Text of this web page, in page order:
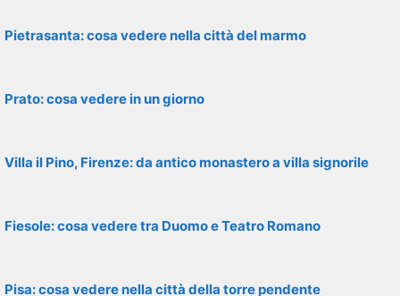
Pietrasanta: cosa vedere nella città del marmo
Prato: cosa vedere in un giorno
Villa il Pino, Firenze: da antico monastero a villa signorile
Fiesole: cosa vedere tra Duomo e Teatro Romano
Pisa: cosa vedere nella città della torre pendente